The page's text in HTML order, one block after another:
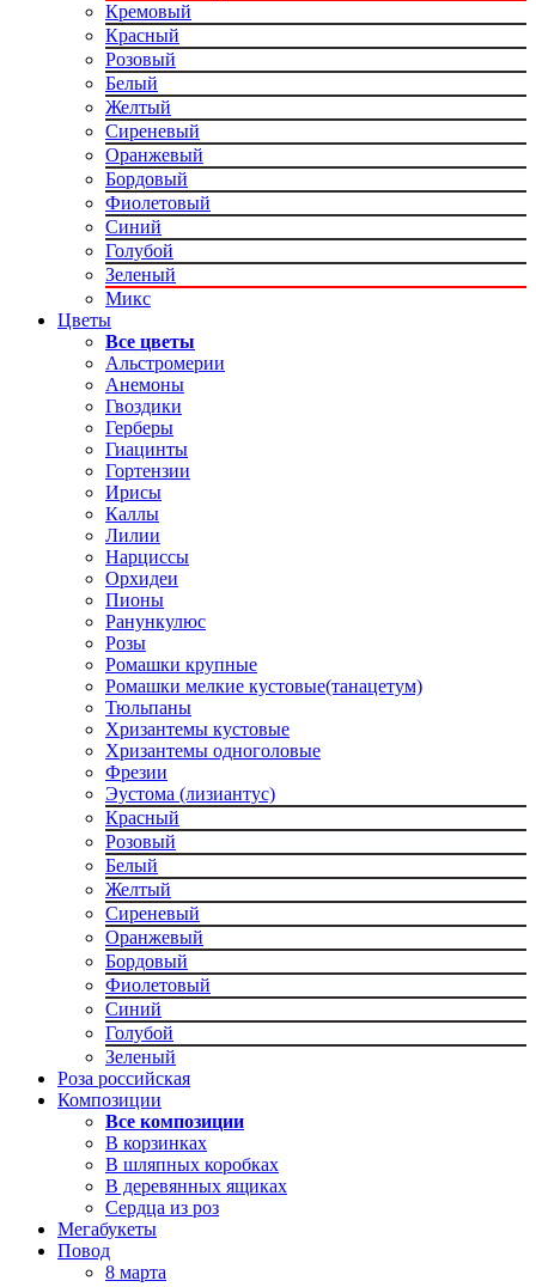
Кремовый
Красный
Розовый
Белый
Желтый
Сиреневый
Оранжевый
Бордовый
Фиолетовый
Синий
Голубой
Зеленый
Микс
Цветы
Все цветы
Альстромерии
Анемоны
Гвоздики
Герберы
Гиацинты
Гортензии
Ирисы
Каллы
Лилии
Нарциссы
Орхидеи
Пионы
Ранункулюс
Розы
Ромашки крупные
Ромашки мелкие кустовые(танацетум)
Тюльпаны
Хризантемы кустовые
Хризантемы одноголовые
Фрезии
Эустома (лизиантус)
Красный
Розовый
Белый
Желтый
Сиреневый
Оранжевый
Бордовый
Фиолетовый
Синий
Голубой
Зеленый
Роза российская
Композиции
Все композиции
В корзинках
В шляпных коробках
В деревянных ящиках
Сердца из роз
Мегабукеты
Повод
8 марта